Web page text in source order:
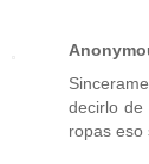
decirlo
ropas eso